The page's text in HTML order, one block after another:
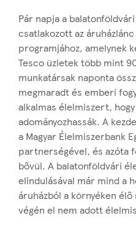
Pár napja a
csatlakozott az
programjához, amelynek
Tesco üzletek több mint
munkatársak naponta
megmaradt és emberi
alkalmas élelmiszert,
adományozhassák. A
a Magyar Élelmiszerbank
partnerségével, és azóta
bővül. A balatonföldvári
elindulásával már mind a
áruházból a környéken
végén el nem adott